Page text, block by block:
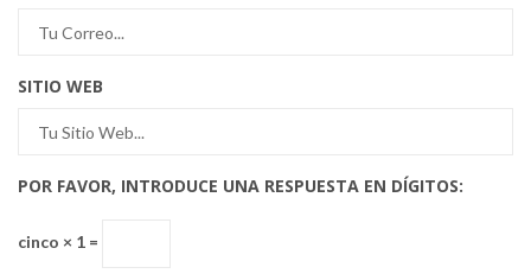
SITIO WEB
POR FAVOR, INTRODUCE UNA RESPUESTA EN DÍGITOS:
cinco × 1 =